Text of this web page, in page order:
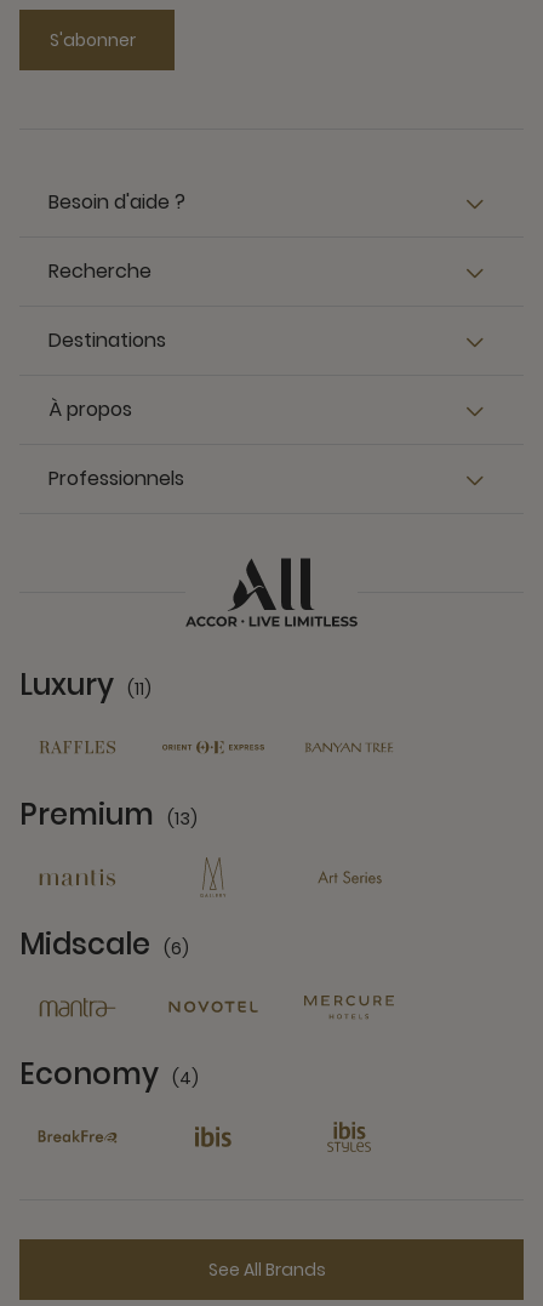
S'abonner
Besoin d'aide ?
Recherche
Destinations
À propos
Professionnels
Luxury (11)
Premium (13)
Midscale (6)
Economy (4)
See All Brands